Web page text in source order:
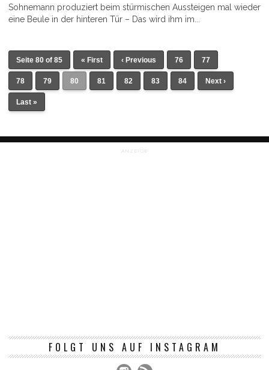
Sohnemann produziert beim stürmischen Aussteigen mal wieder
eine Beule in der hinteren Tür – Das wird ihm im...
Seite 80 of 85 « First ‹ Previous 76 77
78 79 80 81 82 83 84 Next ›
Last »
ANZEIGE
FOLGT UNS AUF INSTAGRAM